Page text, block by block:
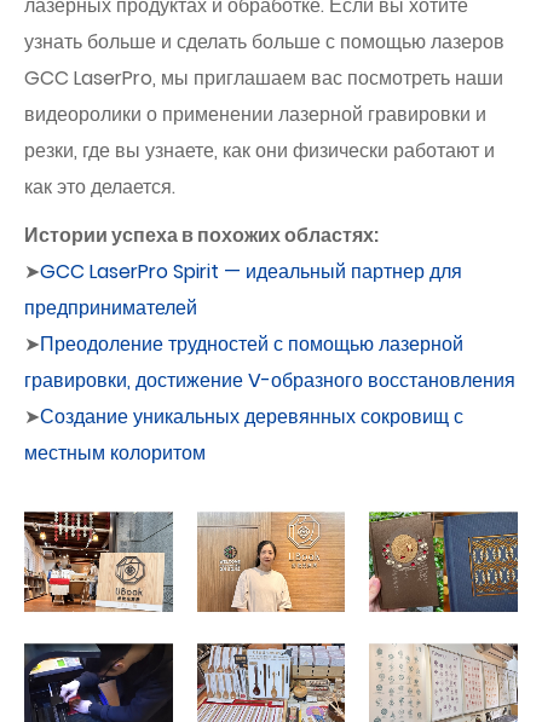
лазерных продуктах и ​​обработке. Если вы хотите
узнать больше и сделать больше с помощью лазеров
GCC LaserPro, мы приглашаем вас посмотреть наши
видеоролики о применении лазерной гравировки и
резки, где вы узнаете, как они физически работают и
как это делается.
Истории успеха в похожих областях:
➤GCC LaserPro Spirit — идеальный партнер для
предпринимателей
➤Преодоление трудностей с помощью лазерной
гравировки, достижение V-образного восстановления
➤Создание уникальных деревянных сокровищ с
местным колоритом